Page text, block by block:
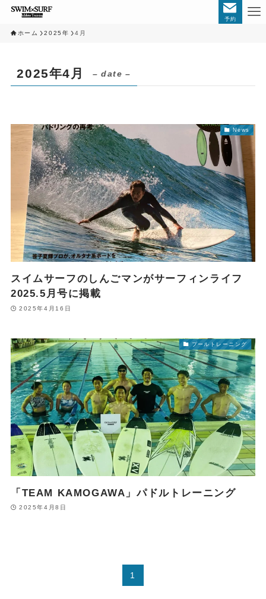
予約
ホーム 2025年 4月
2025年4月 – date –
News
スイムサーフのしんごマンがサーフィンライフ
2025.5月号に掲載
2025年4月16日
プールトレーニング
「TEAM KAMOGAWA」パドルトレーニング
2025年4月8日
1